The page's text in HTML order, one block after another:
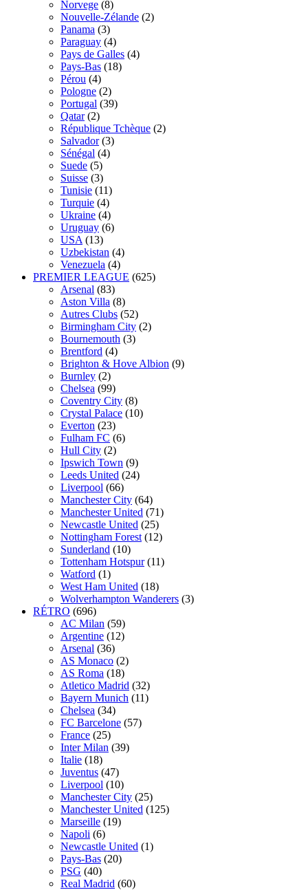
Norvege (8)
Nouvelle-Zélande (2)
Panama (3)
Paraguay (4)
Pays de Galles (4)
Pays-Bas (18)
Pérou (4)
Pologne (2)
Portugal (39)
Qatar (2)
République Tchèque (2)
Salvador (3)
Sénégal (4)
Suede (5)
Suisse (3)
Tunisie (11)
Turquie (4)
Ukraine (4)
Uruguay (6)
USA (13)
Uzbekistan (4)
Venezuela (4)
PREMIER LEAGUE (625)
Arsenal (83)
Aston Villa (8)
Autres Clubs (52)
Birmingham City (2)
Bournemouth (3)
Brentford (4)
Brighton & Hove Albion (9)
Burnley (2)
Chelsea (99)
Coventry City (8)
Crystal Palace (10)
Everton (23)
Fulham FC (6)
Hull City (2)
Ipswich Town (9)
Leeds United (24)
Liverpool (66)
Manchester City (64)
Manchester United (71)
Newcastle United (25)
Nottingham Forest (12)
Sunderland (10)
Tottenham Hotspur (11)
Watford (1)
West Ham United (18)
Wolverhampton Wanderers (3)
RÉTRO (696)
AC Milan (59)
Argentine (12)
Arsenal (36)
AS Monaco (2)
AS Roma (18)
Atletico Madrid (32)
Bayern Munich (11)
Chelsea (34)
FC Barcelone (57)
France (25)
Inter Milan (39)
Italie (18)
Juventus (47)
Liverpool (10)
Manchester City (25)
Manchester United (125)
Marseille (19)
Napoli (6)
Newcastle United (1)
Pays-Bas (20)
PSG (40)
Real Madrid (60)